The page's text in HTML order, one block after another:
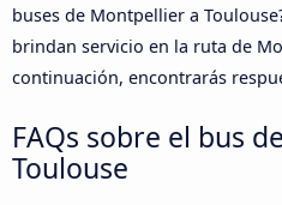
buses de Montpellier a
brindan servicio en la ruta de
continuación, encontrarás
FAQs sobre el bus
Toulouse